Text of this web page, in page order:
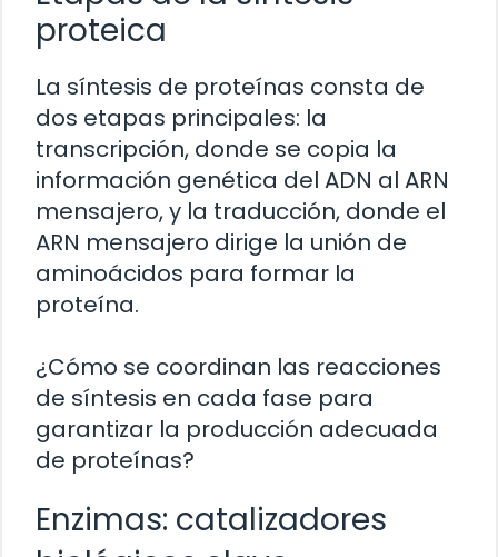
proteica
La síntesis de proteínas consta de
dos etapas principales: la
transcripción, donde se copia la
información genética del ADN al ARN
mensajero, y la traducción, donde el
ARN mensajero dirige la unión de
aminoácidos para formar la
proteína.
¿Cómo se coordinan las reacciones
de síntesis en cada fase para
garantizar la producción adecuada
de proteínas?
Enzimas: catalizadores